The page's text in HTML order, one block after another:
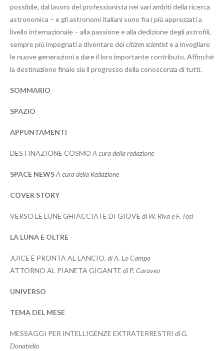
possibile, dal lavoro del professionista nei vari ambiti della ricerca
astronomica – e gli astronomi italiani sono fra i più apprezzati a
livello internazionale – alla passione e alla dedizione degli astrofili,
sempre più impegnati a diventare deicitizen scientiste a invogliare
le nuove generazioni a dare il loro importante contributo. Affinché
la destinazione finale sia il progresso della conoscenza di tutti.
SOMMARIO
SPAZIO
APPUNTAMENTI
DESTINAZIONE COSMO A cura della redazione
SPACE NEWSA cura della Redazione
COVER STORY
VERSO LE LUNE GHIACCIATE DI GIOVE di W. Riva e F. Tosi
LA LUNA E OLTRE
JUICE È PRONTA AL LANCIO, di A. Lo Campo
ATTORNO AL PIANETA GIGANTE di P. Caraveo
UNIVERSO
TEMA DEL MESE
MESSAGGI PER INTELLIGENZE EXTRATERRESTRI di G.
Donatiello